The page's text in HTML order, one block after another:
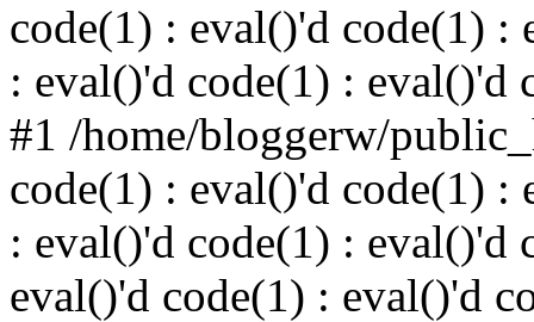
code(1) : eval()'d code(1) :
: eval()'d code(1) : eval()'d
#1 /home/bloggerw/
code(1) : eval()'d code(1) :
: eval()'d code(1) : eval()'d
eval()'d code(1) : eval()'d